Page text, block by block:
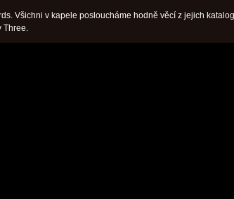
Všichni v kapele posloucháme hodně věcí z jejich
Three.